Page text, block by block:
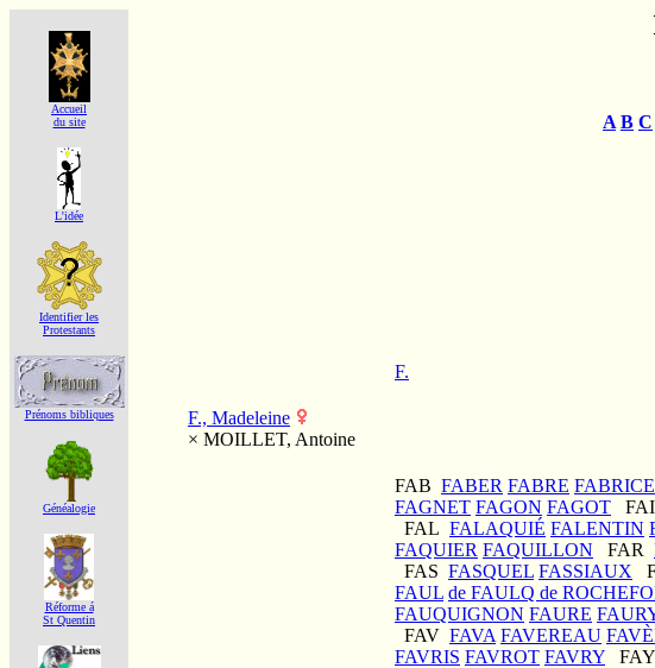
Accueil
du site
L'idée
Identifier les
Protestants
Prénoms bibliques
Généalogie
Réforme á
St Quentin
A B C
F.
F., Madeleine
× MOILLET, Antoine
FAB FABER FABRE
FAGNET FAGON FAGOT FAI
FAL FALAQUIÉ FALENTIN
FAQUIER FAQUILLON FAR
FAS FASQUEL FASSIAUX
FAUL de FAULQ de
FAUQUIGNON FAURE
FAV FAVA FAVEREAU
FAVRIS FAVROT FAVRY FAY